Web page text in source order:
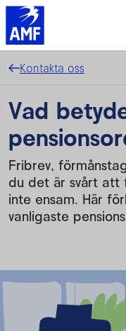
Kontakta oss
Vad
Fribrev,
du det är svårt att
inte ensam. Här
vanligaste